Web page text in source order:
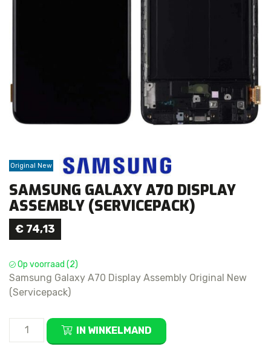
Original New
SAMSUNG GALAXY A70 DISPLAY
ASSEMBLY (SERVICEPACK)
€ 74,13
Op voorraad (2)
Samsung Galaxy A70 Display Assembly Original New
(Servicepack)
Samsung
Galaxy
IN WINKELMAND